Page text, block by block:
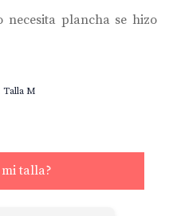
plancha se hizo
Talla M
mi talla?